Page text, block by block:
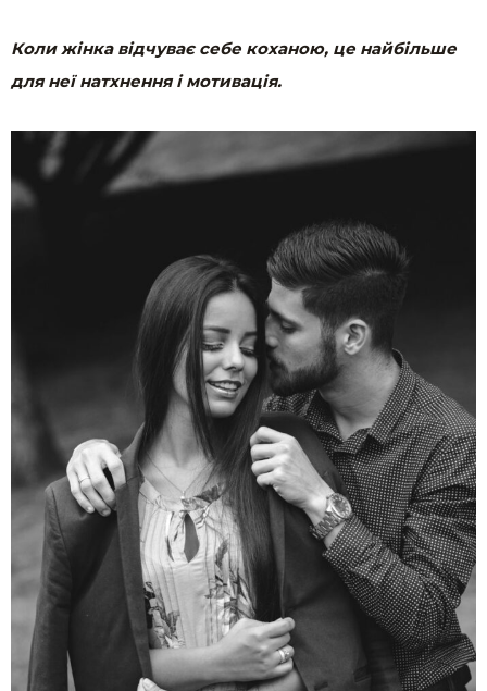
Коли жінка відчуває себе коханою, це найбільше
для неї натхнення і мотивація.